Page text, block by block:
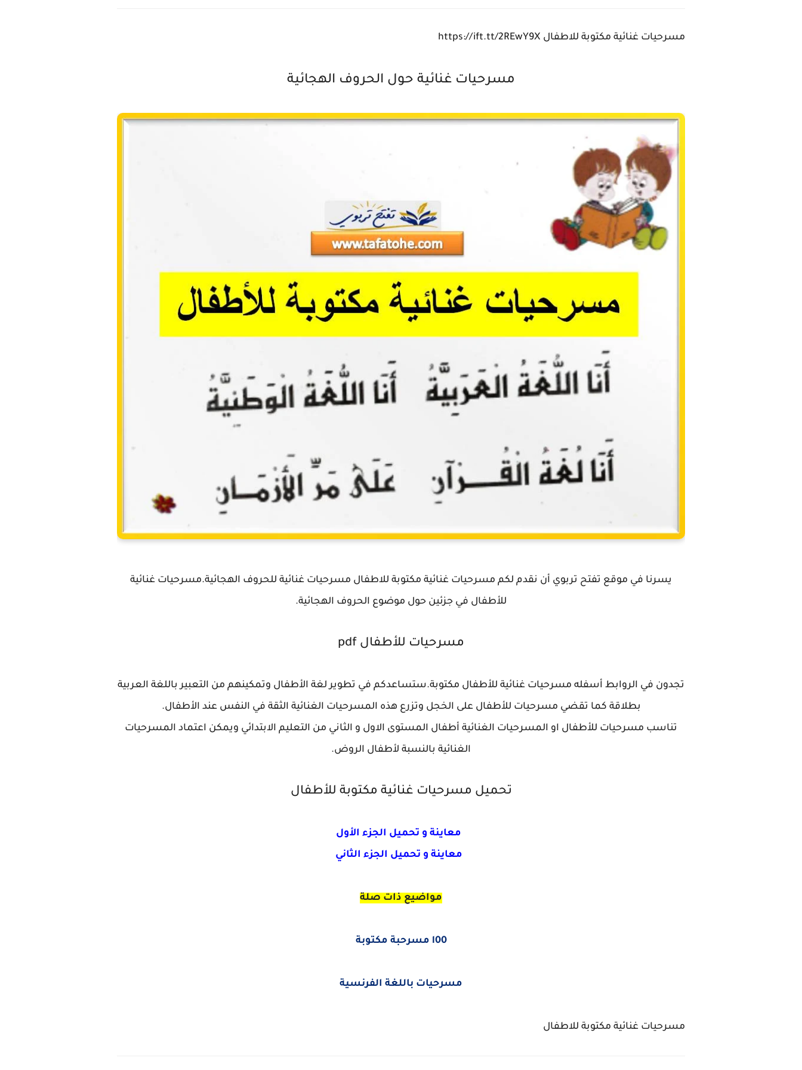
مسرحيات غنائية مكتوبة للاطفال https://ift.tt/2REwY9X
مسرحيات غنائية حول الحروف الهجائية
يسرنا في موقع تفتح تربوي أن نقدم لكم مسرحيات غنائية مكتوبة للاطفال مسرحيات غنائية للحروف الهجائية.مسرحيات غنائية
للأطفال في جزئين حول موضوع الحروف الهجائية.
مسرحيات للأطفال pdf
تجدون في الروابط أسفله مسرحيات غنائية للأطفال مكتوبة.ستساعدكم في تطوير لغة الأطفال وتمكينهم من التعبير باللغة العربية
بطلاقة كما تقضي مسرحيات للأطفال على الخجل وتزرع هذه المسرحيات الغنائية الثقة في النفس عند الأطفال.
تناسب مسرحيات للأطفال او المسرحيات الغنائية أطفال المستوى الاول و الثاني من التعليم الابتدائي ويمكن اعتماد المسرحيات
الغنائية بالنسبة لأطفال الروض.
تحميل مسرحيات غنائية مكتوبة للأطفال
معاينة و تحميل الجزء الأول
معاينة و تحميل الجزء الثاني
مواضيع ذات صلة
l00 مسرحبة مكتوبة
مسرحيات باللغة الفرنسية
مسرحيات غنائية مكتوبة للاطفال